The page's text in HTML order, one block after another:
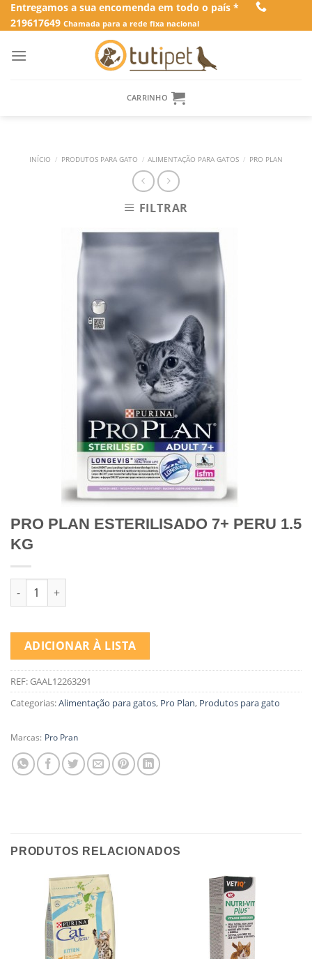
SkipEntregamos a sua encomenda em todo o país *
219617649 Chamada para a rede fixa nacional
CARRINHO
INÍCIO / PRODUTOS PARA GATO / ALIMENTAÇÃO PARA GATOS / PRO PLAN
FILTRAR
PRO PLAN ESTERILISADO 7+ PERU 1.5
KG
Quantidade de PRO PLAN ESTERILISADO 7+ PERU 1.5 KG
ADICIONAR À LISTA
REF:GAAL12263291
Categorias:Alimentação para gatos, Pro Plan, Produtos para gato
Marcas: Pro Pran
PRODUTOS RELACIONADOS